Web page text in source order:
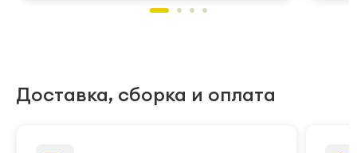
Доставка, сборка и оплата